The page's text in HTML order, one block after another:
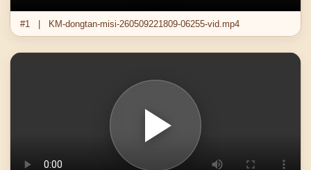
#1 | KM-dongtan-misi-260509221809-06255-vid.mp4